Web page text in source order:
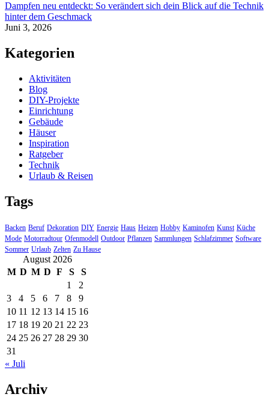
Dampfen neu entdeckt: So verändert sich dein Blick auf die Technik
hinter dem Geschmack
Juni 3, 2026
Kategorien
Aktivitäten
Blog
DIY-Projekte
Einrichtung
Gebäude
Häuser
Inspiration
Ratgeber
Technik
Urlaub & Reisen
Tags
Backen Beruf Dekoration DIY Energie Haus Heizen Hobby Kaminofen Kunst Küche
Mode Motorradtour Ofenmodell Outdoor Pflanzen Sammlungen Schlafzimmer Software
Sommer Urlaub Zelten Zu Hause
August 2026
M D M D F S
S
1
2
3
4 5 6 7 8
9
10 11 12 13 14 15 16
17 18 19 20 21 22 23
24 25 26 27 28 29 30
31
« Juli
Archiv